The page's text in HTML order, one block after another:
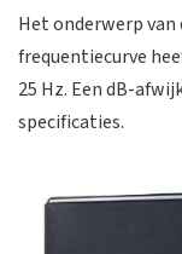
Het onderwerp van
frequentiecurve
25 Hz. Een dB-
specificaties.